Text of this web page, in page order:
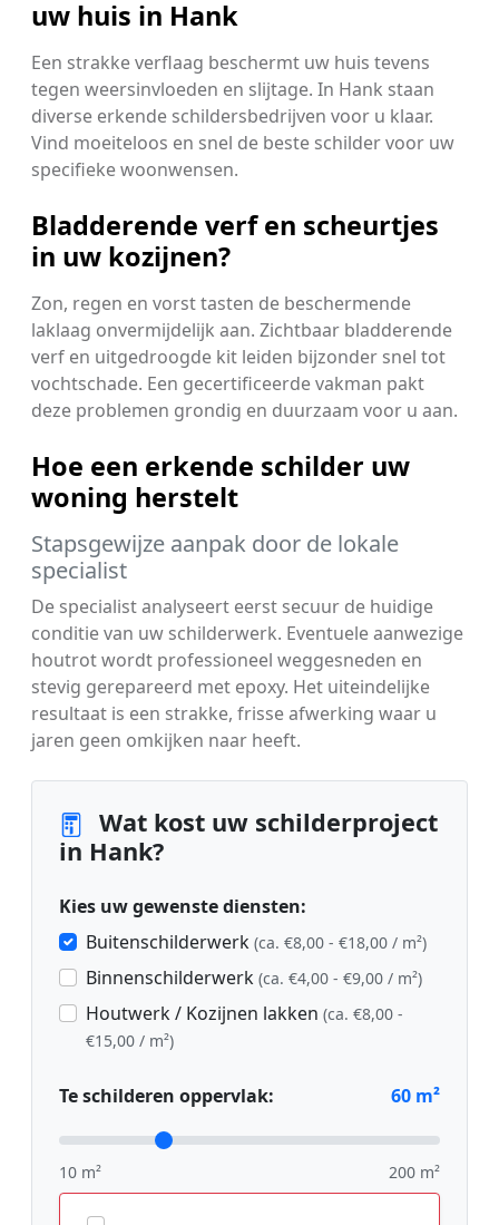
uw huis in Hank
Een strakke verflaag beschermt uw huis tevens
tegen weersinvloeden en slijtage. In Hank staan
diverse erkende schildersbedrijven voor u klaar.
Vind moeiteloos en snel de beste schilder voor uw
specifieke woonwensen.
Bladderende verf en scheurtjes
in uw kozijnen?
Zon, regen en vorst tasten de beschermende
laklaag onvermijdelijk aan. Zichtbaar bladderende
verf en uitgedroogde kit leiden bijzonder snel tot
vochtschade. Een gecertificeerde vakman pakt
deze problemen grondig en duurzaam voor u aan.
Hoe een erkende schilder uw
woning herstelt
Stapsgewijze aanpak door de lokale
specialist
De specialist analyseert eerst secuur de huidige
conditie van uw schilderwerk. Eventuele aanwezige
houtrot wordt professioneel weggesneden en
stevig gerepareerd met epoxy. Het uiteindelijke
resultaat is een strakke, frisse afwerking waar u
jaren geen omkijken naar heeft.
Wat kost uw schilderproject
in Hank?
Kies uw gewenste diensten:
Buitenschilderwerk (ca. €8,00 - €18,00 / m²)
Binnenschilderwerk (ca. €4,00 - €9,00 / m²)
Houtwerk / Kozijnen lakken (ca. €8,00 -
€15,00 / m²)
Te schilderen oppervlak: 60 m²
10 m² 200 m²